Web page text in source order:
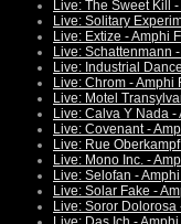
Live: The Sweet Kill
Live: Solitary
Live: Extize - Amphi
Live: Schattenmann
Live: Industrial
Live: Chrom - Amphi
Live: Motel
Live: Calva Y Nada
Live: Covenant -
Live: Rue
Live: Mono Inc. -
Live: Selofan -
Live: Solar Fake -
Live: Soror